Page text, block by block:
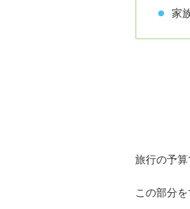
家
旅行の予算
この部分